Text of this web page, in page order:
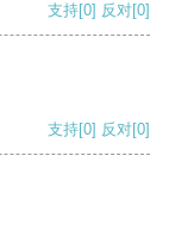
支持[0] 反对[0]
支持[0] 反对[0]